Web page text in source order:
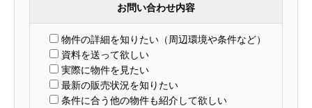
お問い合わせ内容
物件の詳細を知りたい（周辺環境や条件など）
資料を送って欲しい
実際に物件を見たい
最新の販売状況を知りたい
条件に合う他の物件も紹介して欲しい